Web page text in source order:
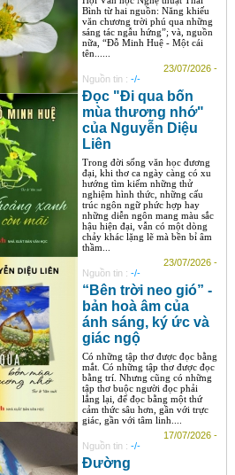
Bình từ hai nguồn: Năng khiếu
văn chương trời phú qua những
sáng tác ngẫu hứng”; và, nguồn
nữa, “Đỗ Minh Huệ - Một cái
tên......
23/07/2026 -
Nguồn tin : -/-
Đọc "Đi qua bốn
mùa thương nhớ"
của Nguyễn Diệu
Liên
Trong đời sống văn học đương
đại, khi thơ ca ngày càng có xu
hướng tìm kiếm những thử
nghiệm hình thức, những cấu
trúc ngôn ngữ phức hợp hay
những diễn ngôn mang màu sắc
hậu hiện đại, vẫn có một dòng
chảy khác lặng lẽ mà bền bỉ âm
thầm...
23/07/2026 -
Nguồn tin : -/-
“Bên trời neo gió” -
bản hoà âm của
ánh sáng, ký ức và
giác ngộ
Có những tập thơ được đọc bằng
mắt. Có những tập thơ được đọc
bằng trí. Nhưng cũng có những
tập thơ buộc người đọc phải
lắng lại, để đọc bằng một thứ
cảm thức sâu hơn, gần với trực
giác, gần với tâm linh....
17/07/2026 -
Nguồn tin : -/-
Đường